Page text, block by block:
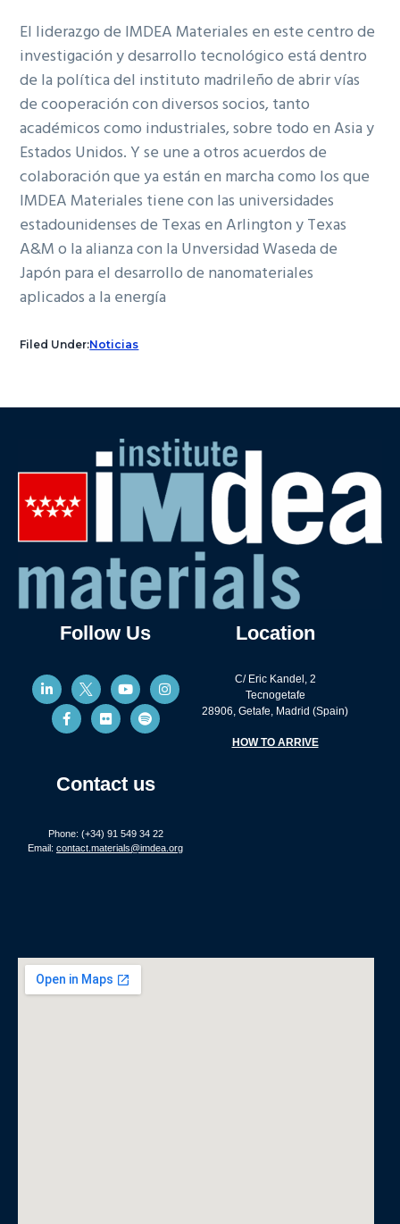
El liderazgo de IMDEA Materiales en este centro de
investigación y desarrollo tecnológico está dentro
de la política del instituto madrileño de abrir vías
de cooperación con diversos socios, tanto
académicos como industriales, sobre todo en Asia y
Estados Unidos. Y se une a otros acuerdos de
colaboración que ya están en marcha como los que
IMDEA Materiales tiene con las universidades
estadounidenses de Texas en Arlington y Texas
A&M o la alianza con la Unversidad Waseda de
Japón para el desarrollo de nanomateriales
aplicados a la energía
Filed Under:Noticias
Follow Us
Contact us
Phone: (+34) 91 549 34 22
Email: contact.materials@imdea.org
Location
C/ Eric Kandel, 2
Tecnogetafe
28906, Getafe, Madrid (Spain)
HOW TO ARRIVE